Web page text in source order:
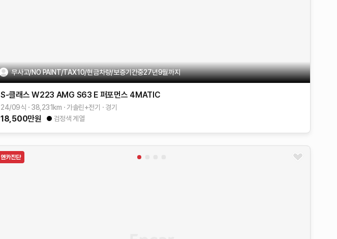
무사고/NO PAINT/TAX10/현금차량/보증기간중27년9월까지
S-클래스 W223 AMG S63 E 퍼포먼스 4MATIC
24/09식 38,231km 가솔린+전기 경기
18,500만원 검정색 계열